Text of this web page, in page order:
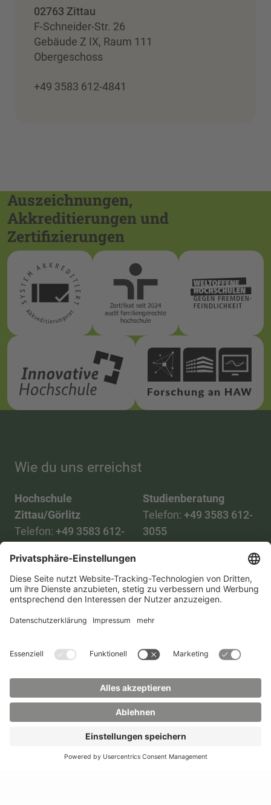
02763 Zittau
F-Schneider-Str. 26
Gebäude Z IX, Raum 111
Obergeschoss
+49 3583 612-4841
Auszeichnungen,
Akkreditierungen und
Zertifizierungen
Wie du uns erreichst
Hochschule
Zittau/Görlitz
Telefon: +49 3583 612-
Mail:info(at)hszg.de
Studienberatung
Telefon: +49 3583 612-
3055
Mail:
stud.info(at)hszg.de
TransparenzgesetzKontakt Lageplan
ImpressumBarrierefreiheitPresse